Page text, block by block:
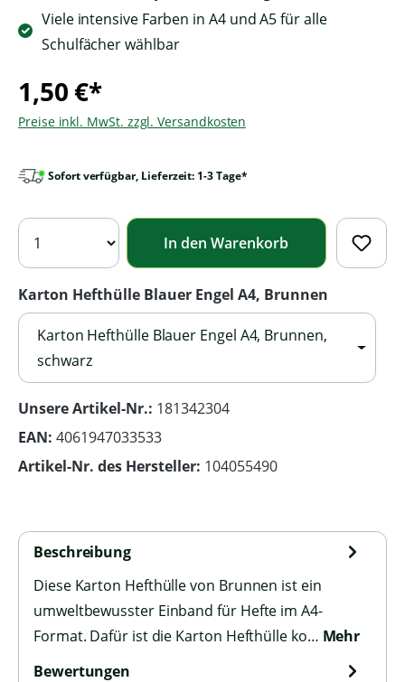
Viele intensive Farben in A4 und A5 für alle
Schulfächer wählbar
1,50 €*
Preise inkl. MwSt. zzgl. Versandkosten
Sofort verfügbar, Lieferzeit: 1-3 Tage*
In den Warenkorb
Karton Hefthülle Blauer Engel A4, Brunnen
Karton Hefthülle Blauer Engel A4, Brunnen,
schwarz
Unsere Artikel-Nr.: 181342304
EAN: 4061947033533
Artikel-Nr. des Hersteller: 104055490
Beschreibung
Diese Karton Hefthülle von Brunnen ist ein
umweltbewusster Einband für Hefte im A4-
Format. Dafür ist die Karton Hefthülle ko… Mehr
Bewertungen